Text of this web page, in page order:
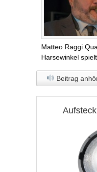
Matteo Raggi
Harsewinkel
Beitrag